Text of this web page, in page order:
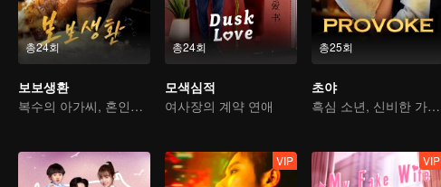
총24회
보보생환
복수의 아가씨, 혼인을 미끼로 재벌가에 시집간다
총24회
모색심적
여사장의 계약 연애
총25회
초야
흑심 소년, 신비한 가수에게 빠지다
VIP VIP